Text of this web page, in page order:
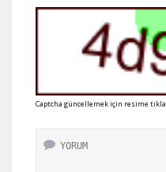
Captcha güncellemek için resime tıkla